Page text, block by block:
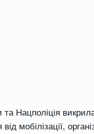
Нацполіція
мобілізації,